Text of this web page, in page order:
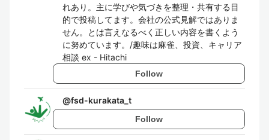
れあり。主に学びや気づきを整理・共有する目
的で投稿してます。会社の公式見解ではありま
せん。とは言えなるべく正しい内容を書くよう
に努めています。/趣味は麻雀、投資、キャリア
相談 ex - Hitachi
Follow
@fsd-kurakata_t
Follow